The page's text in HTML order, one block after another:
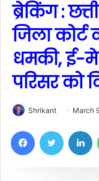
ब्रेकिंग :
जिला
धमकी, ई-
परिसर को
Shrikant March